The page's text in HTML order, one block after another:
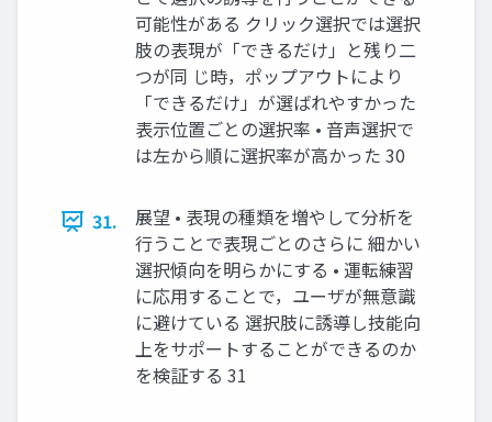
可能性がある クリック選択では選択
肢の表現が「できるだけ」と残り⼆
つが同 じ時，ポップアウトにより
「できるだけ」が選ばれやすかった
表⽰位置ごとの選択率 • ⾳声選択で
は左から順に選択率が⾼かった 30
31.
展望 • 表現の種類を増やして分析を
⾏うことで表現ごとのさらに 細かい
選択傾向を明らかにする • 運転練習
に応⽤することで，ユーザが無意識
に避けている 選択肢に誘導し技能向
上をサポートすることができるのか
を検証する 31